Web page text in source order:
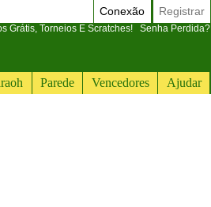
Parede Vencedores Ajudar
Conexão Registrar
Grátis, Torneios E Scratches! Senha Perdida?